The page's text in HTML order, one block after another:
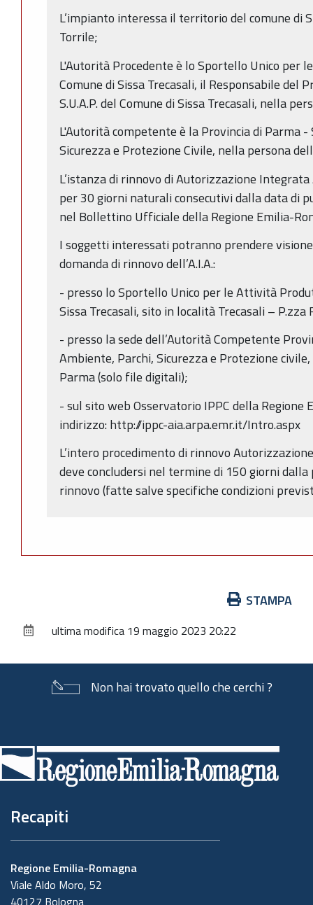
L’impianto interessa il territorio del comune di
Torrile;
L'Autorità Procedente è lo Sportello Unico per
Comune di Sissa Trecasali, il Responsabile del
S.U.A.P. del Comune di Sissa Trecasali, nella
L'Autorità competente è la Provincia di Parma
Sicurezza e Protezione Civile, nella persona
L’istanza di rinnovo di Autorizzazione
per 30 giorni naturali consecutivi dalla data di
nel Bollettino Ufficiale della Regione Emilia-
I soggetti interessati potranno prendere
domanda di rinnovo dell’A.I.A.:
- presso lo Sportello Unico per le Attività
Sissa Trecasali, sito in località Trecasali – P.zza
- presso la sede dell’Autorità Competente
Ambiente, Parchi, Sicurezza e Protezione
Parma (solo file digitali);
- sul sito web Osservatorio IPPC della Regione
indirizzo: http://ippc-aia.arpa.emr.it/Intro.aspx
L’intero procedimento di rinnovo
deve concludersi nel termine di 150 giorni
rinnovo (fatte salve specifiche condizioni
documento
STAMPA
ultima modifica 19 maggio 2023 20:22
Non hai trovato quello che cerchi ?
di
pagina
Recapiti
Regione Emilia-Romagna
Viale Aldo Moro, 52
40127 Bologna